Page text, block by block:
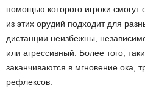
помощью которого игроки смогут
из этих орудий подходит для
дистанции неизбежны,
или агрессивный. Более того,
заканчиваются в мгновение ока,
рефлексов.